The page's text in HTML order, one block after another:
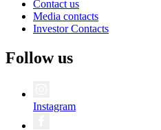
Contact us
Media contacts
Investor Contacts
Follow us
Instagram